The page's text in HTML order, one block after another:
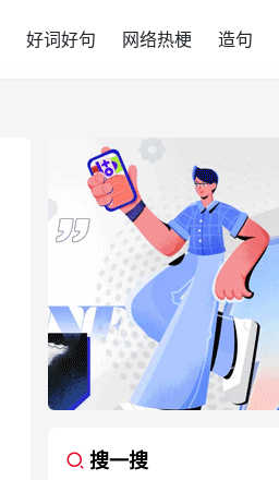
好词好句 网络热梗 造句
搜一搜